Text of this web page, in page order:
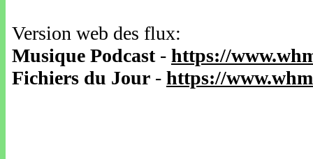
Version web des flux:
Musique Podcast- https://
Fichiers du Jour - https://